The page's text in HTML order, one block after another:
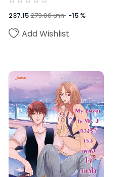
237.15279.00บาท -15 %
Add Wishlist